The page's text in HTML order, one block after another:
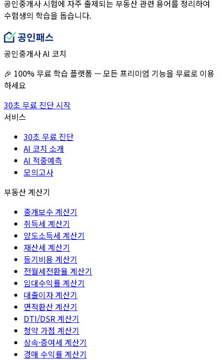
공인중개사 시험에 자주 출제되는 부동산 관련 용어를 정리하여
수험생의 학습을 돕습니다.
공인중개사 AI 코치
🎉 100% 무료 학습 플랫폼 — 모든 프리미엄 기능을 무료로 이용
하세요
30초 무료 진단 시작
서비스
30초 무료 진단
AI 코치 소개
AI 적중예측
모의고사
부동산 계산기
중개보수 계산기
취득세 계산기
양도소득세 계산기
재산세 계산기
등기비용 계산기
전월세전환율 계산기
임대수익률 계산기
대출이자 계산기
면적환산 계산기
DTI/DSR 계산기
청약 가점 계산기
상속·증여세 계산기
경매 수익률 계산기